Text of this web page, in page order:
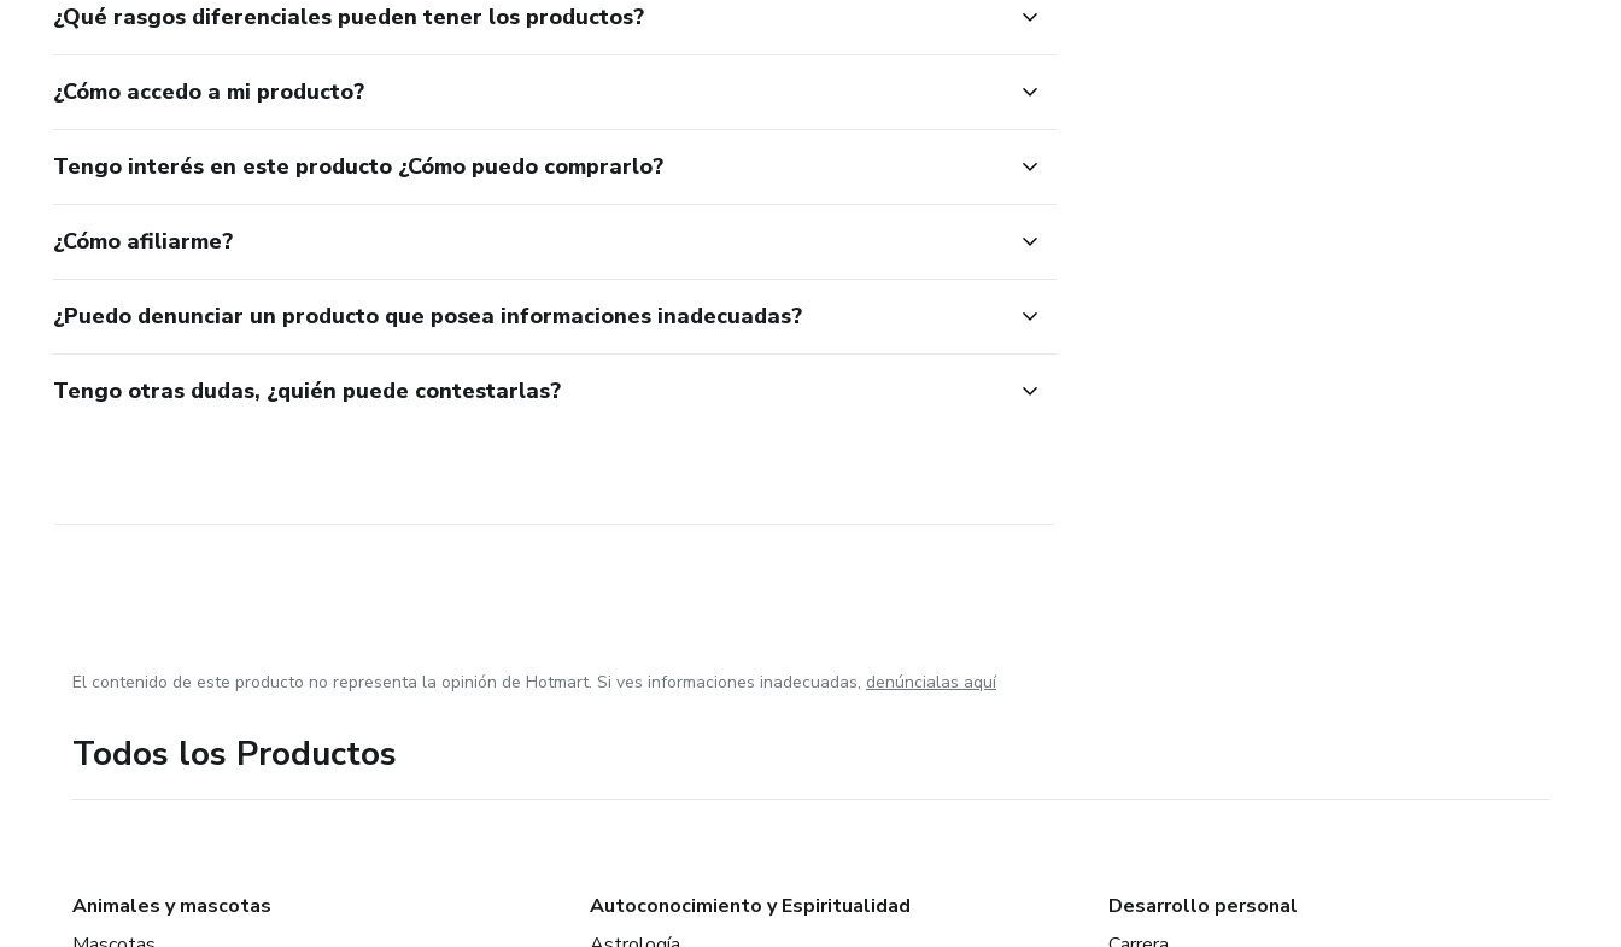
¿Qué rasgos diferenciales pueden tener los productos?
¿Cómo accedo a mi producto?
Tengo interés en este producto ¿Cómo puedo comprarlo?
¿Cómo afiliarme?
¿Puedo denunciar un producto que posea informaciones inadecuadas?
Tengo otras dudas, ¿quién puede contestarlas?
El contenido de este producto no representa la opinión de Hotmart. Si ves informaciones inadecuadas, denúncialas aquí
Todos los Productos
Animales y mascotas
Autoconocimiento y Espiritualidad
Desarrollo personal